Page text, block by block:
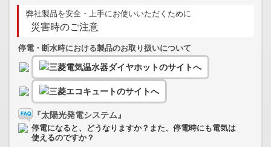
弊社製品を安全・上手にお使いいただくために
災害時のご注意
停電・断水時における製品のお取り扱いについて
『太陽光発電システム』
停電になると、どうなりますか？また、停電時にも電気は
使えるのですか？